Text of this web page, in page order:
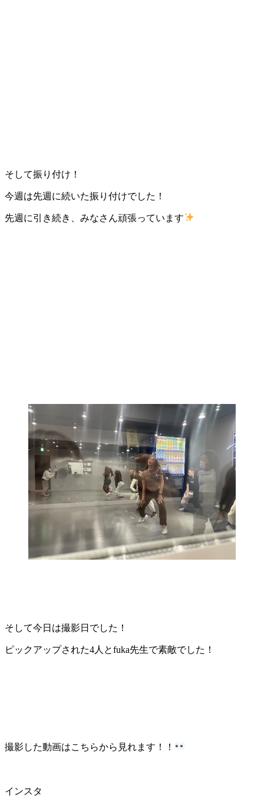
そして振り付け！
今週は先週に続いた振り付けでした！
先週に引き続き、みなさん頑張っています
そして今日は撮影日でした！
ピックアップされた4人とfuka先生で素敵でした！
撮影した動画はこちらから見れます！！
インスタ